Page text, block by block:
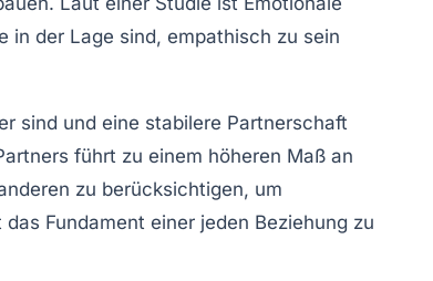
in der Lage sind, empathisch zu sein
sind und eine stabilere Partnerschaft
führt zu einem höheren Maß an
zu berücksichtigen, um
Fundament einer jeden Beziehung zu